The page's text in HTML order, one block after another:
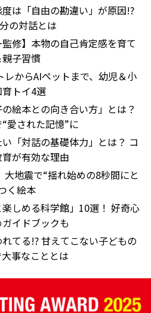
は「自由の勘違い」が原因!?
の対話とは
監修】本物の自己肯定感を育て
子習慣
レからAIペットまで、幼児＆小
トイ4選
絵本との向き合い方」とは？
愛された記憶”に
「対話の基礎体力」とは？ コ
が有効な理由
地震で“揺れ始めの8秒間にと
く絵本
しめる科学館」10選！ 好奇心
イドブックも
てる!? 甘えてこない子どもの
事なこととは